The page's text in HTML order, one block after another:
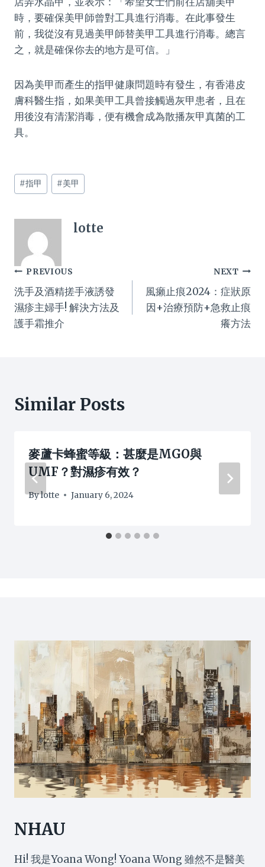
時，要確保美甲師曾對工具進行消毒。在此事發生
前，我從沒有見過美甲師替美甲工具進行消毒。總言
之，就是確保你去的地方是可信。」
因為美甲而產生的指甲健康問題時有發生，有香港皮
膚科醫生指，如果美甲工具曾接觸過灰甲患者，且在
用後沒有清潔消毒，便有機會成為散播灰甲真菌的工
具。
Post
Tags:
#指甲 #美甲
lotte
Post
navigation
PREVIOUS
洗手及酒精搓手液誘發
濕疹主婦手! 解決方法及
護手霜推介
NEXT
風癩止痕2024：症狀原
因+治療預防+急救止痕
癢方法
Similar Posts
麥蘆卡蜂蜜等級：甚麼是MGO與
UMF？對濕疹有效？
Bylotte January 6, 2024
NHAU
Hi! 我是Yoana Wong! Yoana Wong 雖然不是醫美